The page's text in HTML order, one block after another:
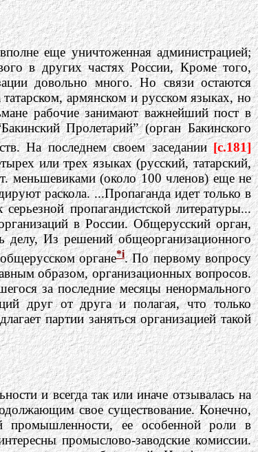
еще уничтоженная администрацией;
в других частях России, Кроме того,
довольно много. Но связи остаются
армянском и русском языках, но
рабочие занимают важнейший пост в
Пролетарий” (орган Бакинского
На последнем своем заседании[c.181]
или трех языках (русский, татарский,
меньшевиками (около 100 членов) еще не
раскола. ...Пропаганда идет только в
пропагандистской литературы...
в России. Общерусский орган,
делу, Из решений общеорганизационного
органе*i. По первому вопросу
образом, организационных вопросов.
за последние месяцы ненормального
друг от друга и полагая, что только
партии заняться организацией такой
и всегда так или иначе отзывалась на
свое существование. Конечно,
промышленности, ее особенной роли в
промыслово-заводские комиссии.